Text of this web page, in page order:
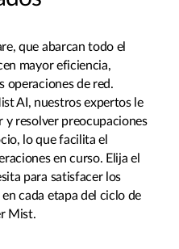
que abarcan todo el
mayor eficiencia,
operaciones de red.
AI, nuestros expertos le
resolver preocupaciones
lo que facilita el
en curso. Elija el
para satisfacer los
cada etapa del ciclo de
Mist.